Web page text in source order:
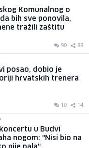
Komunalnog o
bih sve ponovila,
tražili zaštitu
90 88
posao, dobio je
hrvatskih trenera
10 14
u Budvi
nogom: "Nisi bio na